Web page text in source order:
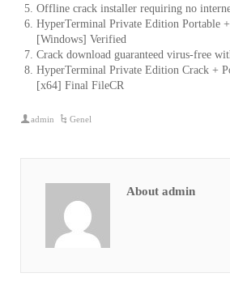
Offline crack installer requiring no
HyperTerminal Private Edition Portable
[Windows] Verified
Crack download guaranteed virus-free
HyperTerminal Private Edition Crack +
[x64] Final FileCR
admin Genel
About admin